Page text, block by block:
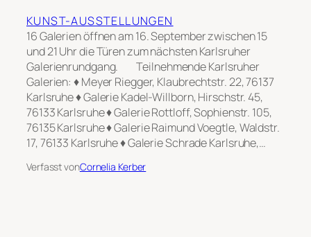
KUNST-AUSSTELLUNGEN
16 Galerien öffnen am 16. September zwischen 15
und 21 Uhr die Türen zum nächsten Karlsruher
Galerienrundgang. Teilnehmende Karlsruher
Galerien: ♦ Meyer Riegger, Klaubrechtstr. 22, 76137
Karlsruhe ♦ Galerie Kadel-Willborn, Hirschstr. 45,
76133 Karlsruhe ♦ Galerie Rottloff, Sophienstr. 105,
76135 Karlsruhe ♦ Galerie Raimund Voegtle, Waldstr.
17, 76133 Karlsruhe ♦ Galerie Schrade Karlsruhe,…
Verfasst vonCornelia Kerber